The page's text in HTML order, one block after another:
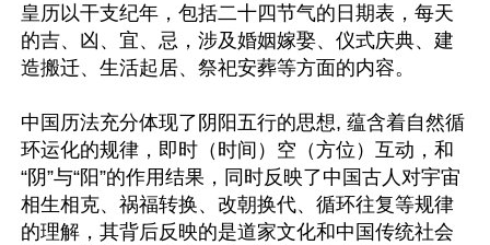
皇历以干支纪年，包括二十四节气的日期表，每天
的吉、凶、宜、忌，涉及婚姻嫁娶、仪式庆典、建
造搬迁、生活起居、祭祀安葬等方面的内容。
中国历法充分体现了阴阳五行的思想, 蕴含着自然循
环运化的规律，即时（时间）空（方位）互动，和
“阴”与“阳”的作用结果，同时反映了中国古人对宇宙
相生相克、祸福转换、改朝换代、循环往复等规律
的理解，其背后反映的是道家文化和中国传统社会